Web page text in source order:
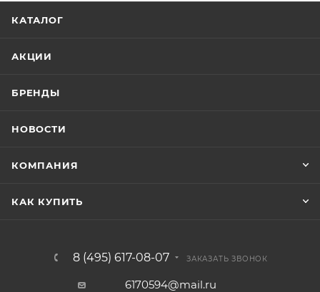
КАТАЛОГ
АКЦИИ
БРЕНДЫ
НОВОСТИ
КОМПАНИЯ
КАК КУПИТЬ
8 (495) 617-08-07 ЗАКАЗАТЬ ЗВОНОК
6170594@mail.ru